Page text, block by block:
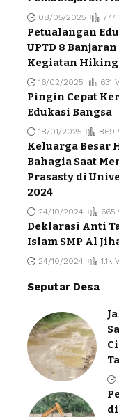
08/05/2025 777
Petualangan
UPTD 8
Kegiatan Hiking
16/02/2025 631
Pingin Cepat
Edukasi Bangsa
18/01/2025 869
Keluarga Besar
Bahagia Saat
Prasasty di
2024
24/10/2024 665
Deklarasi Anti
Islam SMP Al
24/10/2024 1.1k
Seputar Desa
di